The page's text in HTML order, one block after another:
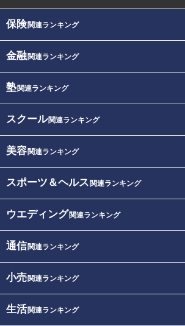
保険関連ランキング
金融関連ランキング
塾関連ランキング
スクール関連ランキング
美容関連ランキング
スポーツ＆ヘルス 関連ランキング
ウエディング関連ランキング
通信関連ランキング
小売関連ランキング
生活関連ランキング